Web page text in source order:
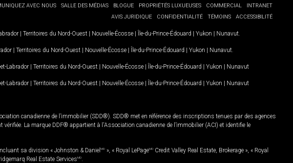
AVEC NOUS SALLE DES MÉDIAS BLOGUE PROPRIÉTÉS LUXUEUSES COMMERCIAL
INTRANET
AVIS JURIDIQUE
CONFIDENTIALITÉ TÉMOINS ACCESSIBILITÉ
| Territoires du Nord-Ouest | Nouvelle-Écosse | Île-du-Prince-Édouard | Yukon | Nunavut
| Territoires du Nord-Ouest | Nouvelle-Écosse | Île-du-Prince-Édouard | Yukon | Nunavut
Labrador | Territoires du Nord-Ouest | Nouvelle-Écosse | Île-du-Prince-Édouard | Yukon | Nunavut
Labrador | Territoires du Nord-Ouest | Nouvelle-Écosse | Île-du-Prince-Édouard | Yukon | Nunavut
canadienne de l’immobilier (SDD®). SDD® met en référence des inscriptions tenues par des agences
La marque DDF® appartient à l'Association canadienne de l’immobilier (ACI) et identifie le
sa division « Johnston & Daniel MD », « Royal LePageMD Credit Valley Real Estate, Brokerage », « Royal
Real Estate ServicesMD